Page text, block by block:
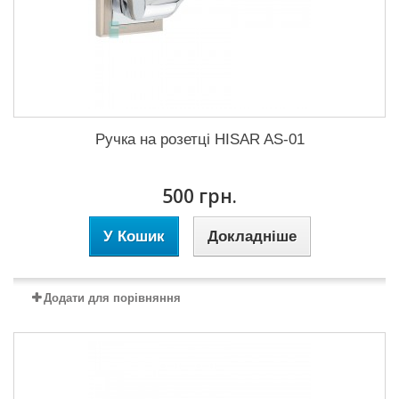
Ручка на розетці HISAR AS-01
500 грн.
У Кошик Докладніше
Додати для порівняння